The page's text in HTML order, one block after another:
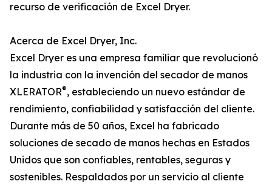
recurso de verificación de Excel Dryer.
Acerca de Excel Dryer, Inc.
Excel Dryer es una empresa familiar que revolucionó
la industria con la invención del secador de manos
XLERATOR®, estableciendo un nuevo estándar de
rendimiento, confiabilidad y satisfacción del cliente.
Durante más de 50 años, Excel ha fabricado
soluciones de secado de manos hechas en Estados
Unidos que son confiables, rentables, seguras y
sostenibles. Respaldados por un servicio al cliente